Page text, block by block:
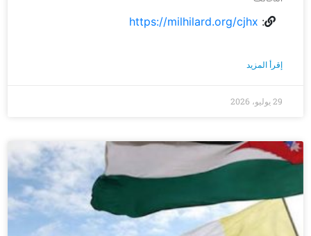
:
https://milhilard.org/cjhx
إقرأ المزيد
29 يوليو، 2026